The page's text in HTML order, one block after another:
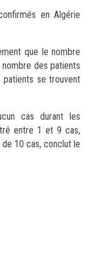
en Algérie
que le nombre
des patients
patients se trouvent
cas durant les
entre 1 et 9 cas,
10 cas, conclut le